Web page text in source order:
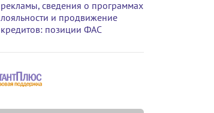
рекламы, сведения о программах
лояльности и продвижение
кредитов: позиции ФАС